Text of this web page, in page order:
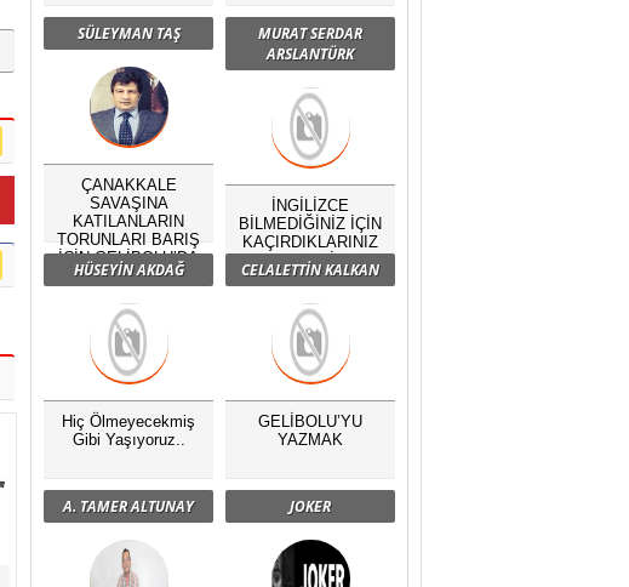
SÜLEYMAN TAŞ
ÇANAKKALE
SAVAŞINA
KATILANLARIN
TORUNLARI BARIŞ
İÇİN GELİBOLU’DA
BULUŞTU
MURAT SERDAR
ARSLANTÜRK
İNGİLİZCE
BİLMEDİĞİNİZ İÇİN
KAÇIRDIKLARINIZ
NELERDİR?
HÜSEYİN AKDAĞ
Hiç Ölmeyecekmiş
Gibi Yaşıyoruz..
CELALETTİN KALKAN
GELİBOLU’YU
YAZMAK
A. TAMER ALTUNAY JOKER